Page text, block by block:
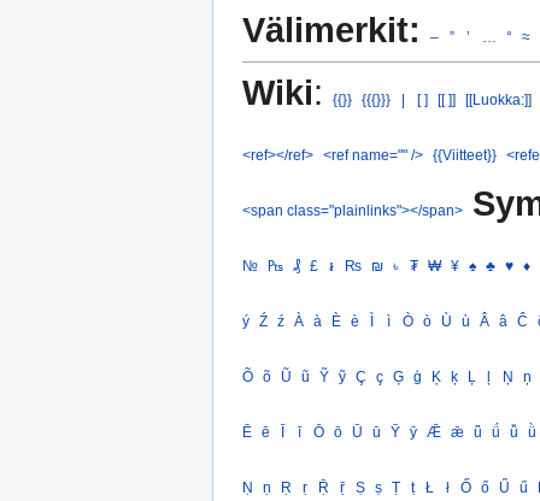
Välimerkit: – ” ’ ° ≈
Wiki: {{}} {{{}}} | [ ] [[ ]] [[Luokka:]]
<ref></ref> <ref name="" /> {{Viitteet}}
<span class="plainlinks"></span>
№ ₧ ₰ £ ៛ ₨ ₪ ৳ ₮ ₩ ¥ ♠ ♣ ♥ ♦
ý Ź ź À à È è Ì ì Ò ò Ù ù Â â Ĉ
Õ õ Ũ ũ Ỹ ỹ Ç ç Ģ ģ Ķ ķ Ļ ļ Ņ ņ
Ē ē Ī ī Ō ō Ū ū Ȳ ȳ Ǣ ǣ ǖ ǘ ǚ ǜ
Ṇ ṇ Ṛ ṛ Ṝ ṝ Ṣ ṣ Ṭ ṭ Ł ł Ő ő Ű ű